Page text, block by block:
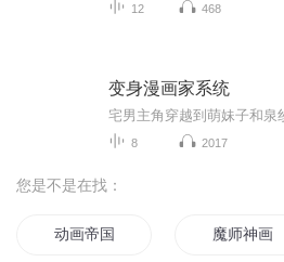
12 468
变身漫画家系统
8 2017
您是不是在找：
动画帝国 魔师神画